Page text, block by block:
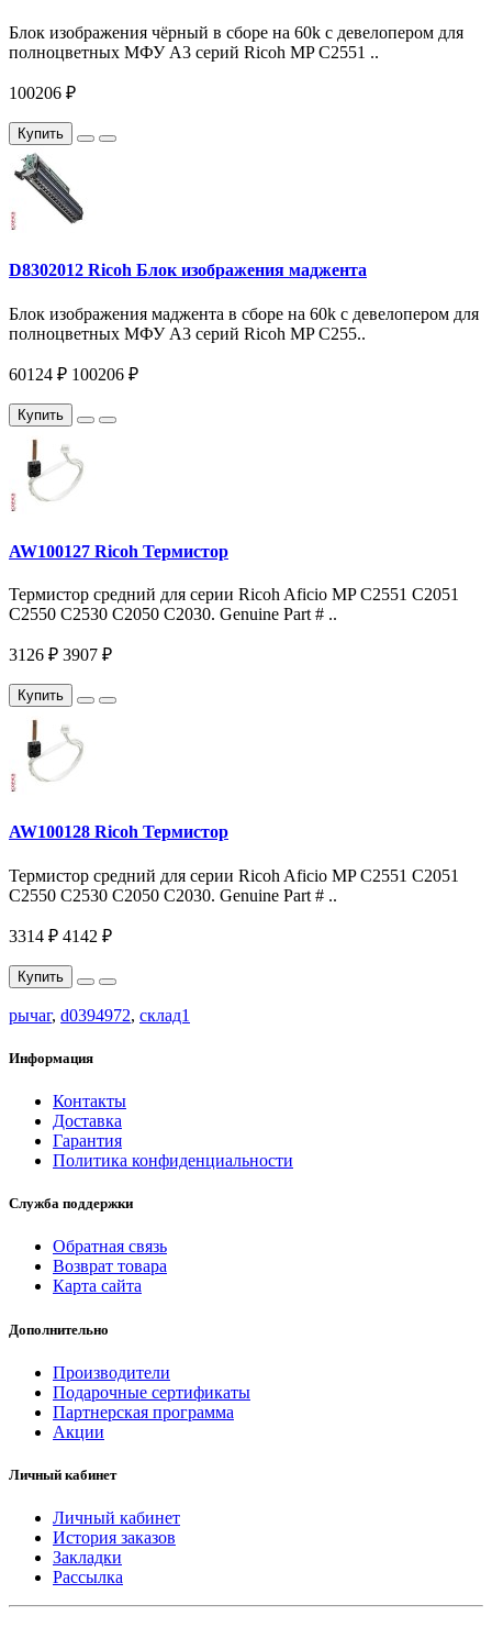
Блок изображения чёрный в сборе на 60k c девелопером для
полноцветных МФУ A3 серий Ricoh MP C2551 ..
100206 ₽
Купить
D8302012 Ricoh Блок изображения маджента
Блок изображения маджента в сборе на 60k c девелопером для
полноцветных МФУ A3 серий Ricoh MP C255..
60124 ₽ 100206 ₽
Купить
AW100127 Ricoh Термистор
Термистор средний для серии Ricoh Aficio MP С2551 С2051
C2550 C2530 C2050 C2030. Genuine Part # ..
3126 ₽ 3907 ₽
Купить
AW100128 Ricoh Термистор
Термистор средний для серии Ricoh Aficio MP С2551 С2051
C2550 C2530 C2050 C2030. Genuine Part # ..
3314 ₽ 4142 ₽
Купить
рычаг, d0394972, склад1
Информация
Контакты
Доставка
Гарантия
Политика конфиденциальности
Служба поддержки
Обратная связь
Возврат товара
Карта сайта
Дополнительно
Производители
Подарочные сертификаты
Партнерская программа
Акции
Личный кабинет
Личный кабинет
История заказов
Закладки
Рассылка